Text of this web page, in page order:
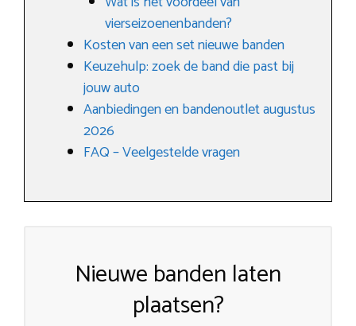
vierseizoenenbanden?
Kosten van een set nieuwe banden
Keuzehulp: zoek de band die past bij
jouw auto
Aanbiedingen en bandenoutlet augustus
2026
FAQ – Veelgestelde vragen
Nieuwe banden laten
plaatsen?